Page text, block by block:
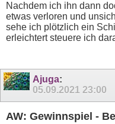
Nachdem ich ihn dann
etwas verloren und
sehe ich plötzlich ein
erleichtert steuere ich
Ajuga:
05.09.2021 23:00
AW: Gewinnspiel -